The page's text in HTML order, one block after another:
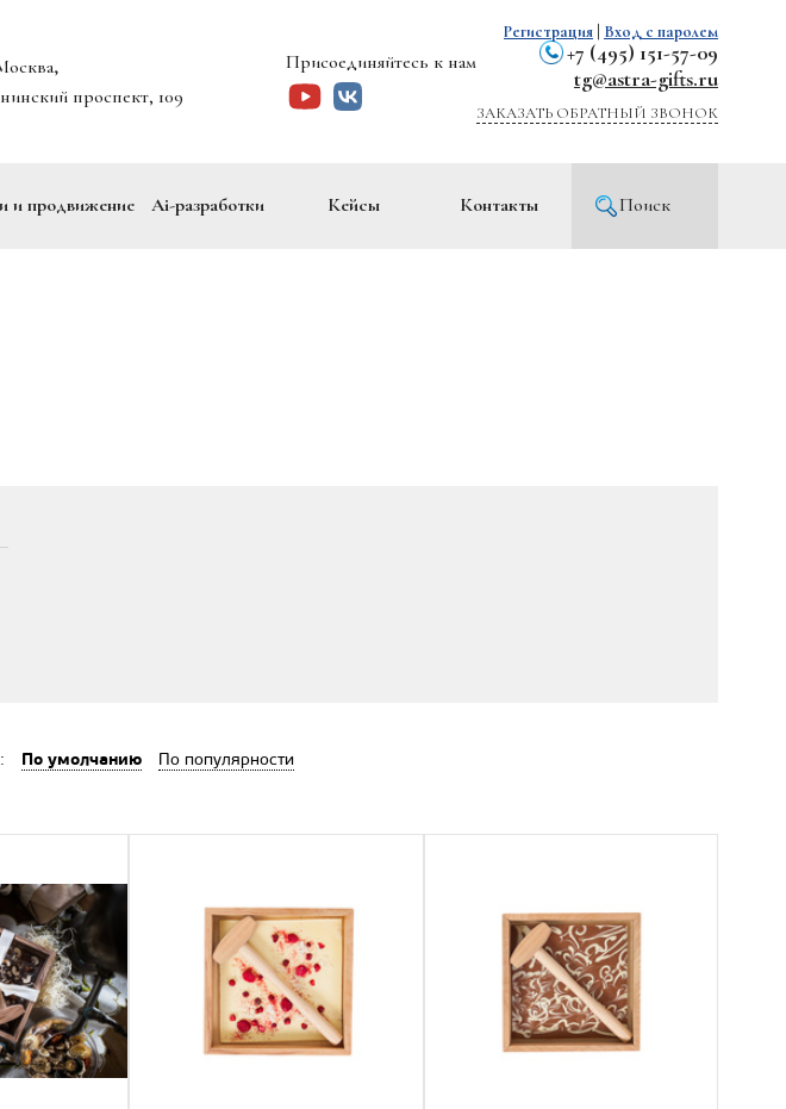
,
проспект, 109
Присоединяйтесь к нам
+7 (495) 151-57-09
tg@astra-gifts.ru
ЗАКАЗАТЬ ОБРАТНЫЙ ЗВОНОК
Регистрация Вход с паролем
и продвижение Ai-разработки Кейсы Контакты Поиск
По умолчанию По популярности